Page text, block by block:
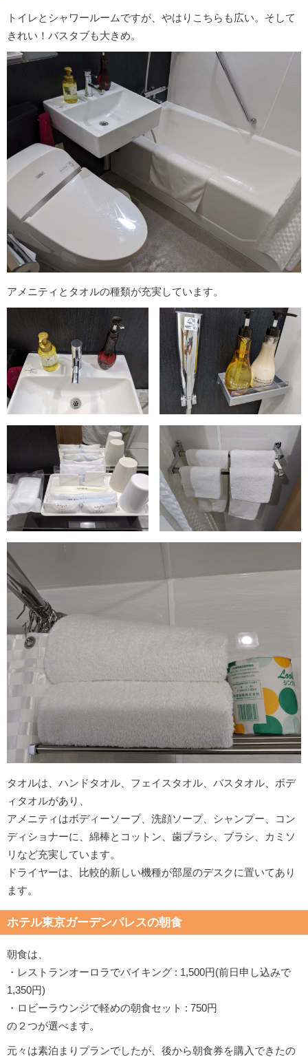
トイレとシャワールームですが、やはりこちらも広い。そして
きれい！バスタブも大きめ。
アメニティとタオルの種類が充実しています。
タオルは、ハンドタオル、フェイスタオル、バスタオル、ボデ
ィタオルがあり、
アメニティはボディーソープ、洗顔ソープ、シャンプー、コン
ディショナーに、綿棒とコットン、歯ブラシ、ブラシ、カミソ
リなど充実しています。
ドライヤーは、比較的新しい機種が部屋のデスクに置いてあり
ます。
ホテル東京ガーデンパレスの朝食
朝食は、
・レストランオーロラでバイキング : 1,500円(前日申し込みで
1,350円)
・ロビーラウンジで軽めの朝食セット : 750円
の２つが選べます。
元々は素泊まりプランでしたが、後から朝食券を購入できたの